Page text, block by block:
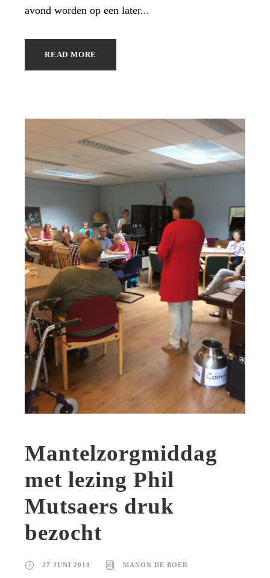
avond worden op een later...
READ MORE
Mantelzorgmiddag
met lezing Phil
Mutsaers druk
bezocht
27 JUNI 2018 MANON DE BOER